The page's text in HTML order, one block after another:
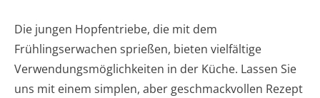
Die jungen Hopfentriebe, die mit dem
Frühlingserwachen sprießen, bieten vielfältige
Verwendungsmöglichkeiten in der Küche. Lassen Sie
uns mit einem simplen, aber geschmackvollen Rezept